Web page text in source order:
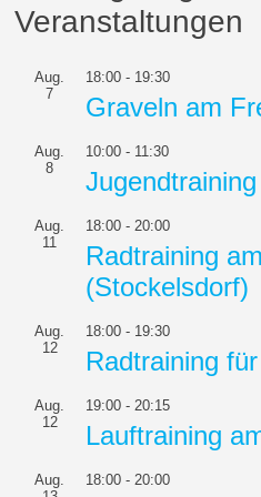
Veranstaltungen
Aug.
7
18:00- 19:30
Graveln am
Aug.
8
10:00- 11:30
Aug.
11
18:00- 20:00
Radtraining
(Stockelsdorf)
Aug.
12
18:00- 19:30
Radtraining
Aug.
12
19:00- 20:15
Lauftraining
Aug.
18:00- 20:00